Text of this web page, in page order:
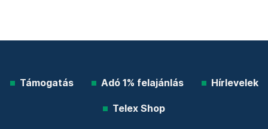
Támogatás Adó 1% felajánlás Hírlevelek
Telex Shop